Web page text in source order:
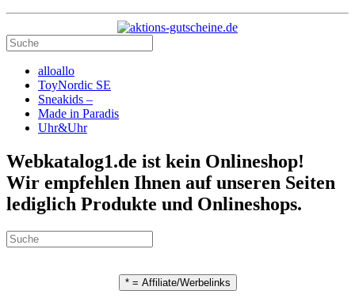
alloallo
ToyNordic SE
Sneakids –
Made in Paradis
Uhr&Uhr
Webkatalog1.de ist kein Onlineshop!
Wir empfehlen Ihnen auf unseren Seiten
lediglich Produkte und Onlineshops.
* = Affiliate/Werbelinks